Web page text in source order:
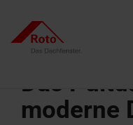
the
Das
moderne